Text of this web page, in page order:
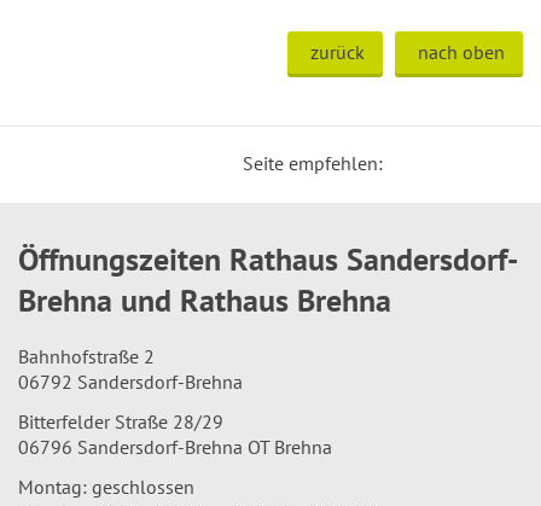
zurück nach oben
Seite empfehlen:
Öffnungszeiten Rathaus Sandersdorf-
Brehna und Rathaus Brehna
Bahnhofstraße 2
06792 Sandersdorf-Brehna
Bitterfelder Straße 28/29
06796 Sandersdorf-Brehna OT Brehna
Montag: geschlossen